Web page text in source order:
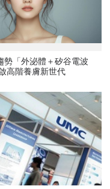
勢「外泌體＋矽谷電波
高階養膚新世代